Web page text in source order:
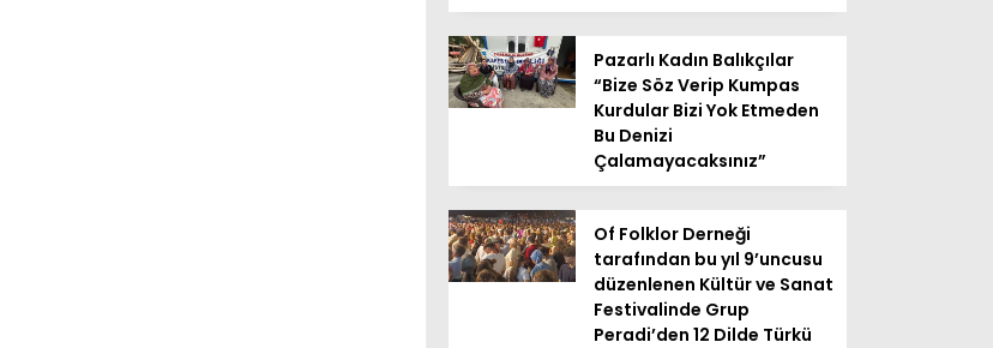
Pazarlı Kadın Balıkçılar
“Bize Söz Verip Kumpas
Kurdular Bizi Yok Etmeden
Bu Denizi
Çalamayacaksınız”
Of Folklor Derneği
tarafından bu yıl 9’uncusu
düzenlenen Kültür ve Sanat
Festivalinde Grup
Peradi’den 12 Dilde Türkü